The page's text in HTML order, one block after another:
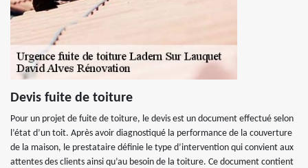
Devis fuite de toiture
Pour un projet de fuite de toiture, le devis est un document effectué selon
l’état d’un toit. Après avoir diagnostiqué la performance de la couverture
de la maison, le prestataire définie le type d’intervention qui convient aux
attentes des clients ainsi qu’au besoin de la toiture. Ce document contient